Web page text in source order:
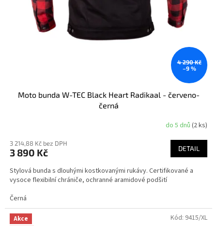
4 290 Kč
–9 %
Moto bunda W-TEC Black Heart Radikaal - červeno-
černá
do 5 dnů (2 ks)
3 214,88 Kč bez DPH
3 890 Kč DETAIL
Stylová bunda s dlouhými kostkovanými rukávy. Certifikované a
vysoce flexibilní chrániče, ochranné aramidové podšití
Černá
Akce
Kód: 9415/XL